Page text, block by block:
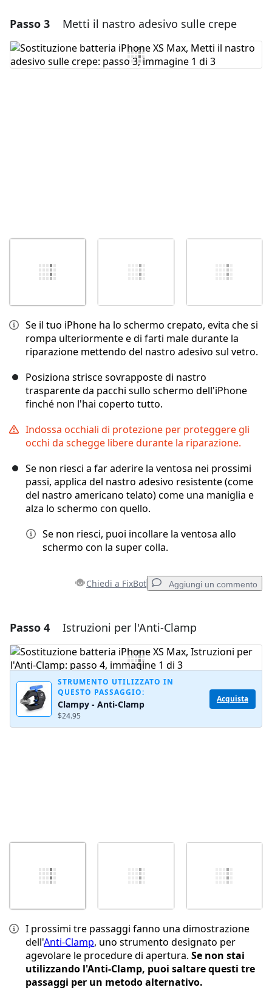
Aggiungi un commento
Aggiungi Commento
Passo 3 Metti il nastro adesivo sulle crepe
Se il tuo iPhone ha lo schermo crepato, evita che si
rompa ulteriormente e di farti male durante la
riparazione mettendo del nastro adesivo sul vetro.
Posiziona strisce sovrapposte di nastro
trasparente da pacchi sullo schermo dell'iPhone
finché non l'hai coperto tutto.
Indossa occhiali di protezione per proteggere gli
occhi da schegge libere durante la riparazione.
Se non riesci a far aderire la ventosa nei prossimi
passi, applica del nastro adesivo resistente (come
del nastro americano telato) come una maniglia e
alza lo schermo con quello.
Se non riesci, puoi incollare la ventosa allo
schermo con la super colla.
Chiedi a FixBot Aggiungi un commento
Aggiungi un commento
Aggiungi Commento
Annulla Pubblica commento
Passo 4 Istruzioni per l'Anti-Clamp
STRUMENTO UTILIZZATO IN
QUESTO PASSAGGIO:
Clampy - Anti-Clamp
$24.95
Acquista
I prossimi tre passaggi fanno una dimostrazione
dell'Anti-Clamp, uno strumento designato per
agevolare le procedure di apertura. Se non stai
utilizzando l'Anti-Clamp, puoi saltare questi tre
passaggi per un metodo alternativo.